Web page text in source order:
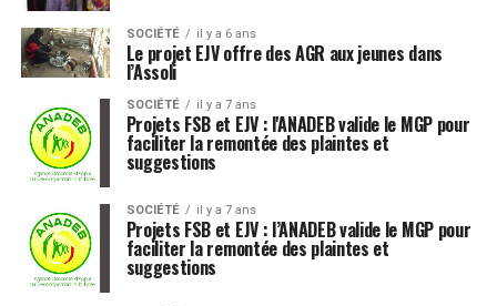
SOCIÉTÉ il y a 6 ans
Le projet EJV offre des AGR aux jeunes dans
l’Assoli
SOCIÉTÉ il y a 7 ans
Projets FSB et EJV : l'ANADEB valide le MGP pour
faciliter la remontée des plaintes et
suggestions
SOCIÉTÉ il y a 7 ans
Projets FSB et EJV : l’ANADEB valide le MGP pour
faciliter la remontée des plaintes et
suggestions